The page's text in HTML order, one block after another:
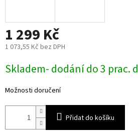
1 299 Kč
1 073,55 Kč bez DPH
cena:
Skladem- dodání do 3 prac.
Možnosti doručení
Přidat do košíku